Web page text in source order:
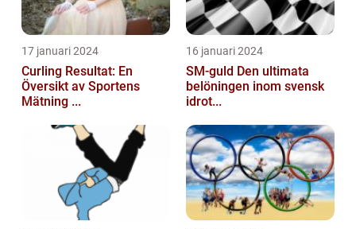
17 januari 2024
Curling Resultat: En
Översikt av Sportens
Mätning ...
16 januari 2024
SM-guld Den ultimata
belöningen inom svensk
idrot...